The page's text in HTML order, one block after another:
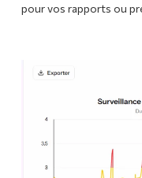
pour vos rapports ou